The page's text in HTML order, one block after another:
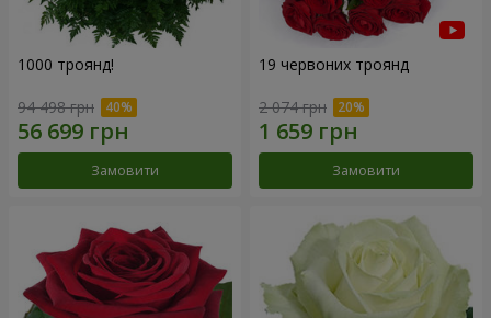
1000 троянд!
94 498 грн
Замовити
19 червоних троянд
2 074 грн
Замовити